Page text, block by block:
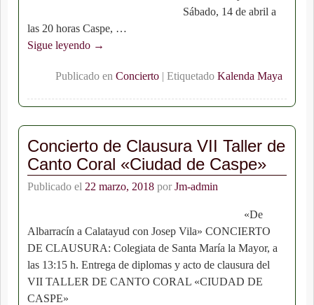
Sábado, 14 de abril a
las 20 horas Caspe, …
Sigue leyendo →
Publicado en Concierto| Etiquetado Kalenda Maya
Concierto de Clausura VII Taller de
Canto Coral «Ciudad de Caspe»
Publicado el 22 marzo, 2018 por Jm-admin
«De
Albarracín a Calatayud con Josep Vila» CONCIERTO
DE CLAUSURA: Colegiata de Santa María la Mayor, a
las 13:15 h. Entrega de diplomas y acto de clausura del
VII TALLER DE CANTO CORAL «CIUDAD DE
CASPE»